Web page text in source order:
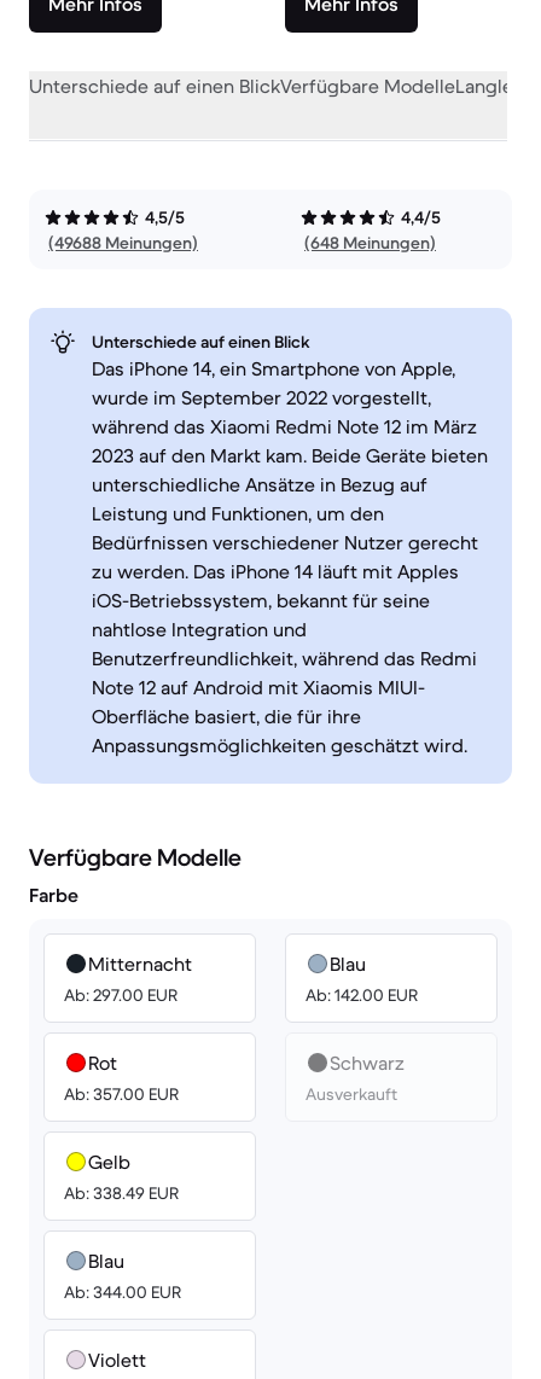
Unterschiede auf einen BlickVerfügbare Modelle
4,5/5
(49688 Meinungen)
4,4/5
(648 Meinungen)
Unterschiede auf einen Blick
Das iPhone 14, ein Smartphone von Apple,
wurde im September 2022 vorgestellt,
während das Xiaomi Redmi Note 12 im März
2023 auf den Markt kam. Beide Geräte bieten
unterschiedliche Ansätze in Bezug auf
Leistung und Funktionen, um den
Bedürfnissen verschiedener Nutzer gerecht
zu werden. Das iPhone 14 läuft mit Apples
iOS-Betriebssystem, bekannt für seine
nahtlose Integration und
Benutzerfreundlichkeit, während das Redmi
Note 12 auf Android mit Xiaomis MIUI-
Oberfläche basiert, die für ihre
Anpassungsmöglichkeiten geschätzt wird.
Verfügbare Modelle
Farbe
Mitternacht
Ab: 297.00 EUR
Rot
Ab: 357.00 EUR
Gelb
Ab: 338.49 EUR
Blau
Ab: 344.00 EUR
Violett
Blau
Ab: 142.00 EUR
Schwarz
Ausverkauft